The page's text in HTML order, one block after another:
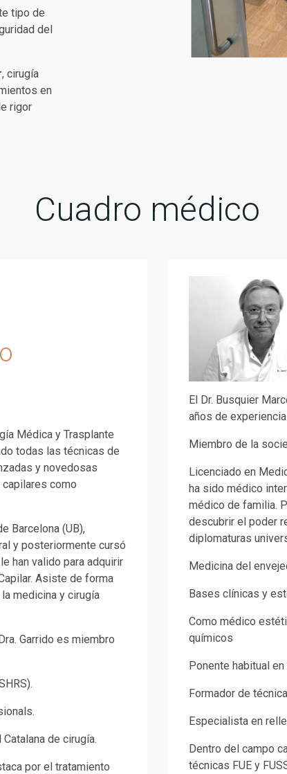
tipo de
del
, cirugía
en
rigor
Cuadro médico
Médica y Trasplante
todas las técnicas de
y novedosas
como
Barcelona (UB),
y posteriormente cursó
han valido para adquirir
Asiste de forma
medicina y cirugía
Garrido es miembro
de cirugía.
por el tratamiento
El Dr. Busquier
años de
Miembro de la
Licenciado en
ha sido médico
médico de familia.
descubrir el poder
diplomaturas
Medicina del
Bases clínicas y
Como médico
químicos
Ponente habitual
Formador de
Especialista en
Dentro del campo
técnicas FUE y